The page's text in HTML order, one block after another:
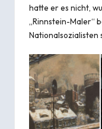
hatte er es nicht,
„Rinnstein-Maler“
Nationalsozialisten